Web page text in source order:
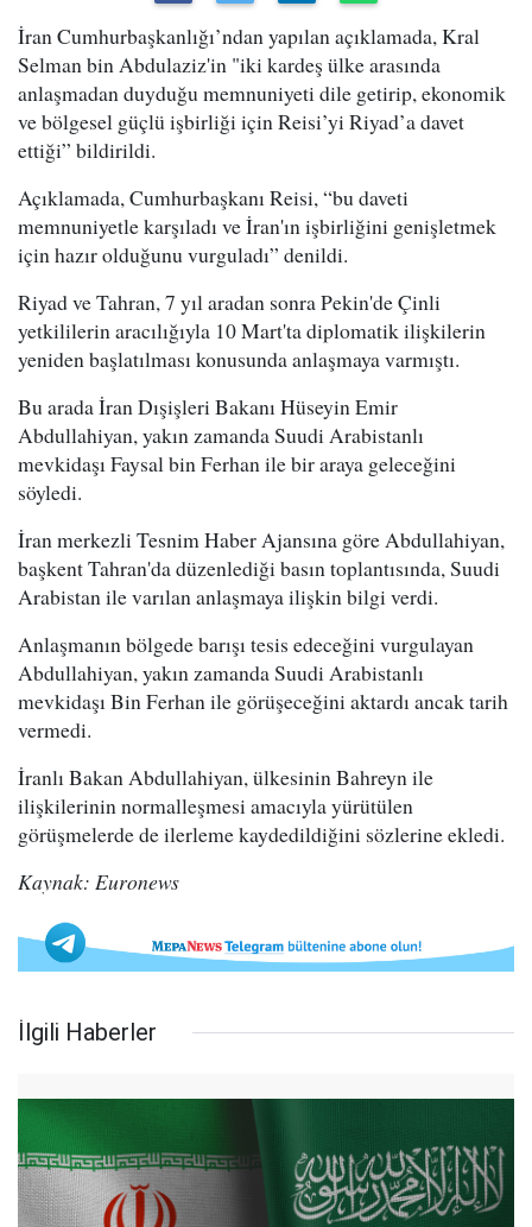
İran Cumhurbaşkanlığı’ndan yapılan açıklamada, Kral
Selman bin Abdulaziz'in "iki kardeş ülke arasında
anlaşmadan duyduğu memnuniyeti dile getirip, ekonomik
ve bölgesel güçlü işbirliği için Reisi’yi Riyad’a davet
ettiği” bildirildi.
Açıklamada, Cumhurbaşkanı Reisi, “bu daveti
memnuniyetle karşıladı ve İran'ın işbirliğini genişletmek
için hazır olduğunu vurguladı” denildi.
Riyad ve Tahran, 7 yıl aradan sonra Pekin'de Çinli
yetkililerin aracılığıyla 10 Mart'ta diplomatik ilişkilerin
yeniden başlatılması konusunda anlaşmaya varmıştı.
Bu arada İran Dışişleri Bakanı Hüseyin Emir
Abdullahiyan, yakın zamanda Suudi Arabistanlı
mevkidaşı Faysal bin Ferhan ile bir araya geleceğini
söyledi.
İran merkezli Tesnim Haber Ajansına göre Abdullahiyan,
başkent Tahran'da düzenlediği basın toplantısında, Suudi
Arabistan ile varılan anlaşmaya ilişkin bilgi verdi.
Anlaşmanın bölgede barışı tesis edeceğini vurgulayan
Abdullahiyan, yakın zamanda Suudi Arabistanlı
mevkidaşı Bin Ferhan ile görüşeceğini aktardı ancak tarih
vermedi.
İranlı Bakan Abdullahiyan, ülkesinin Bahreyn ile
ilişkilerinin normalleşmesi amacıyla yürütülen
görüşmelerde de ilerleme kaydedildiğini sözlerine ekledi.
Kaynak: Euronews
İlgili Haberler